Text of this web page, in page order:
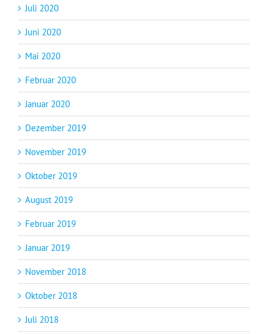
Juli 2020
Juni 2020
Mai 2020
Februar 2020
Januar 2020
Dezember 2019
November 2019
Oktober 2019
August 2019
Februar 2019
Januar 2019
November 2018
Oktober 2018
Juli 2018